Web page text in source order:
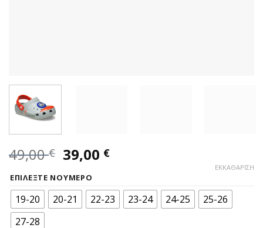
49,00€ Original
price
was:
49,00 €.
39,00 €Η
είναι:
39,00 €.
ΕΠΙΛΈΞΤΕ ΝΟΎΜΕΡΟ
19-20 20-21 22-23 23-24 24-25
25-26
27-28
ΕΚΚΑΘΆΡΙΣΗ